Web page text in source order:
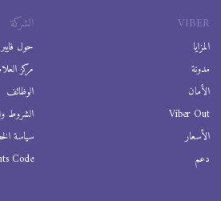
VIBER
المزايا
مدونة
الأمان
Viber Out
الأسعار
دعم
الشركة
حول فايبر
مركز
الوظائف
الشروط
سياسة
Code